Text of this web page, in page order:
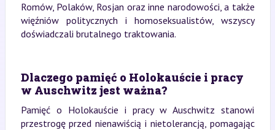
Romów, Polaków, Rosjan oraz inne narodowości, a także
więźniów politycznych i homoseksualistów, wszyscy
doświadczali brutalnego traktowania.
Dlaczego pamięć o Holokauście i pracy
w Auschwitz jest ważna?
Pamięć o Holokauście i pracy w Auschwitz stanowi
przestrogę przed nienawiścią i nietolerancją, pomagając